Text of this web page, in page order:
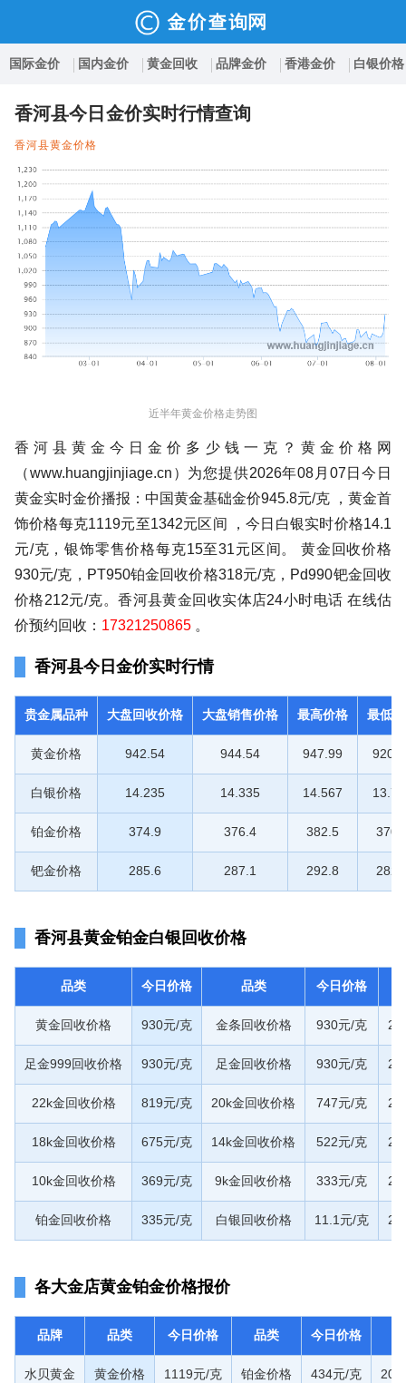
国际金价 国内金价 黄金回收 品牌金价 香港金价 白银价格
香河县今日金价实时行情查询
香河县黄金价格
近半年黄金价格走势图
香河县黄金今日金价多少钱一克？黄金价格网
（www.huangjinjiage.cn）为您提供2026年08月07日今日
黄金实时金价播报：中国黄金基础金价945.8元/克 ，黄金首
饰价格每克1119元至1342元区间 ，今日白银实时价格14.1
元/克，银饰零售价格每克15至31元区间。 黄金回收价格
930元/克，PT950铂金回收价格318元/克，Pd990钯金回收
价格212元/克。香河县黄金回收实体店24小时电话 在线估
价预约回收： 17321250865 。
香河县今日金价实时行情
贵金属品种 大盘回收价格 大盘销售价格 最高价格 最低
黄金价格 942.54 944.54 947.99
白银价格 14.235 14.335 14.567
铂金价格 374.9 376.4 382.5
钯金价格 285.6 287.1 292.8
香河县黄金铂金白银回收价格
品类 今日价格 品类 今日价格
黄金回收价格 930元/克 金条回收价格 930元/克
足金999回收价格 930元/克 足金回收价格 930元/克
22k金回收价格 819元/克 20k金回收价格 747元/克
18k金回收价格 675元/克 14k金回收价格 522元/克
10k金回收价格 369元/克 9k金回收价格 333元/克
铂金回收价格 335元/克 白银回收价格 11.1元/克
各大金店黄金铂金价格报价
品牌 品类 今日价格 品类 今日价格
水贝黄金 黄金价格 1119元/克 铂金价格 434元/克